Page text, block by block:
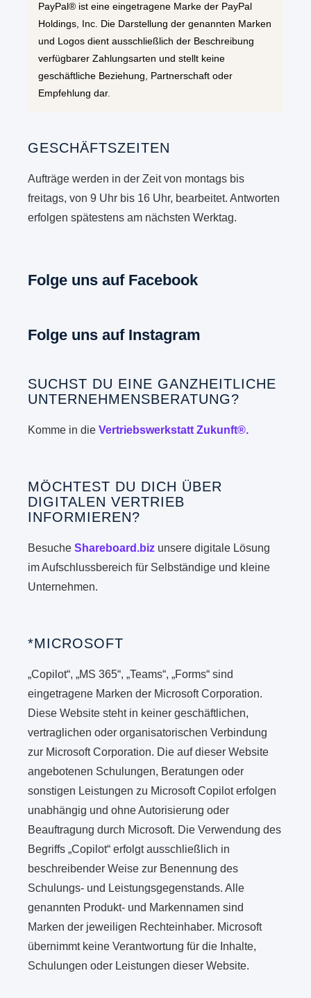
PayPal® ist eine eingetragene Marke der PayPal
Holdings, Inc. Die Darstellung der genannten Marken
und Logos dient ausschließlich der Beschreibung
verfügbarer Zahlungsarten und stellt keine
geschäftliche Beziehung, Partnerschaft oder
Empfehlung dar.
GESCHÄFTSZEITEN
Aufträge werden in der Zeit von montags bis
freitags, von 9 Uhr bis 16 Uhr, bearbeitet. Antworten
erfolgen spätestens am nächsten Werktag.
Folge uns auf Facebook
Folge uns auf Instagram
SUCHST DU EINE GANZHEITLICHE
UNTERNEHMENSBERATUNG?
Komme in dieVertriebswerkstatt Zukunft®.
MÖCHTEST DU DICH ÜBER
DIGITALEN VERTRIEB
INFORMIEREN?
BesucheShareboard.biz unsere digitale Lösung
im Aufschlussbereich für Selbständige und kleine
Unternehmen.
*MICROSOFT
„Copilot“, „MS 365“, „Teams“, „Forms“ sind
eingetragene Marken der Microsoft Corporation.
Diese Website steht in keiner geschäftlichen,
vertraglichen oder organisatorischen Verbindung
zur Microsoft Corporation. Die auf dieser Website
angebotenen Schulungen, Beratungen oder
sonstigen Leistungen zu Microsoft Copilot erfolgen
unabhängig und ohne Autorisierung oder
Beauftragung durch Microsoft. Die Verwendung des
Begriffs „Copilot“ erfolgt ausschließlich in
beschreibender Weise zur Benennung des
Schulungs- und Leistungsgegenstands. Alle
genannten Produkt- und Markennamen sind
Marken der jeweiligen Rechteinhaber. Microsoft
übernimmt keine Verantwortung für die Inhalte,
Schulungen oder Leistungen dieser Website.